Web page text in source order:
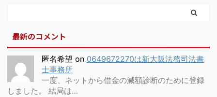
最新のコメント
匿名希望 on 0649672270は新大阪法務司法書
士事務所
一度、ネットから借金の減額診断のために登録
しました。 結局は…